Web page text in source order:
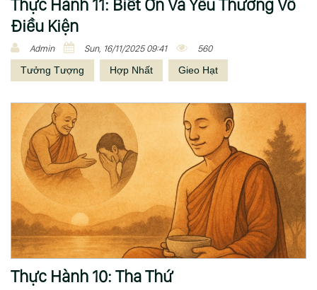
Thực Hành 11: Biết Ơn Và Yêu Thương Vô
Điều Kiện
Admin Sun, 16/11/2025 09:41 560
Tưởng Tượng Hợp Nhất Gieo Hạt
Thực Hành 10: Tha Thứ